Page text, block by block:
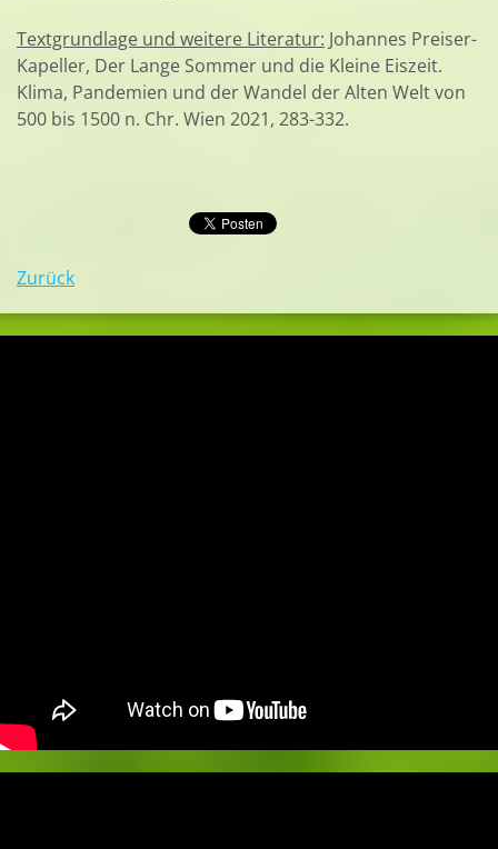
Textgrundlage und weitere Literatur: Johannes Preiser-
Kapeller, Der Lange Sommer und die Kleine Eiszeit.
Klima, Pandemien und der Wandel der Alten Welt von
500 bis 1500 n. Chr. Wien 2021, 283-332.
Zurück